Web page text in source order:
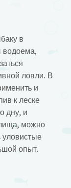
в
водоема,
ловли. В
и
к леске
дну, и
можно
уловистые
опыт.